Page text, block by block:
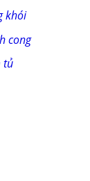
khói
cong
tủ